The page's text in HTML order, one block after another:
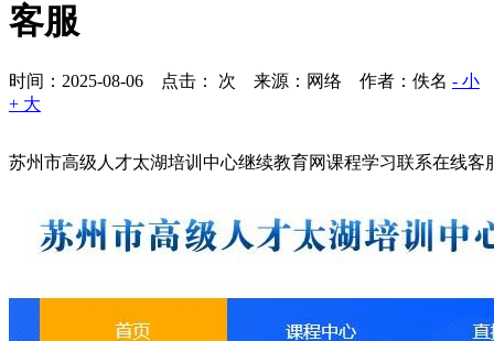
客服
时间：2025-08-06 点击： 次 来源：网络 作者：佚名 - 小
+ 大
苏州市高级人才太湖培训中心继续教育网课程学习联系在线客